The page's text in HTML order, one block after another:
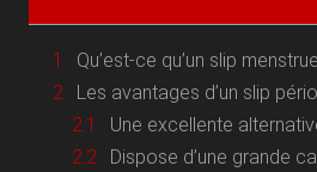
Qu’est-ce qu’un slip
Les avantages d’un slip